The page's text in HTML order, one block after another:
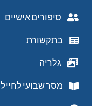
סיפורים אישיים
בתקשורת
גלריה
מסר שבועי לחייל